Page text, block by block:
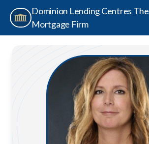
Dominion Lending Centres The
Mortgage Firm